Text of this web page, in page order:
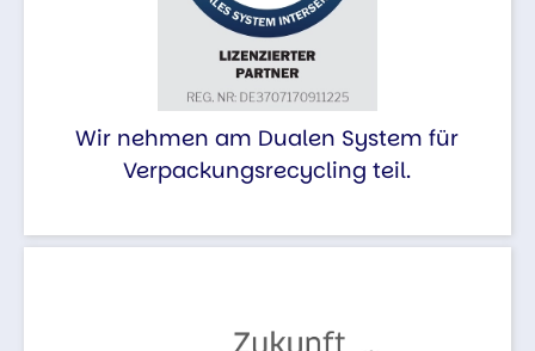
Wir nehmen am Dualen System für
Verpackungsrecycling teil.